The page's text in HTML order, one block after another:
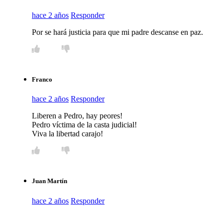
hace 2 años Responder
Por se hará justicia para que mi padre descanse en paz.
Franco
hace 2 años Responder
Liberen a Pedro, hay peores!
Pedro víctima de la casta judicial!
Viva la libertad carajo!
Juan Martín
hace 2 años Responder